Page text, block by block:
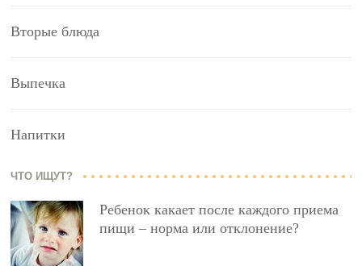
Вторые блюда
Выпечка
Напитки
ЧТО ИЩУТ?
Ребенок какает после каждого приема
пищи – норма или отклонение?